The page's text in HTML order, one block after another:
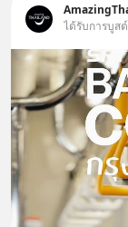
ได้รับการบูสต์